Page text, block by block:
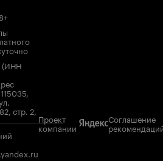
(ИНН
стр. 2,
Проект
компании
Соглашение